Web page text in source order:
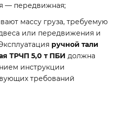
— передвижная;
массу груза, требуемую
или передвижения и
ручной тали
ТРЧП 5,0 т ПБИ должна
инструкции
требований